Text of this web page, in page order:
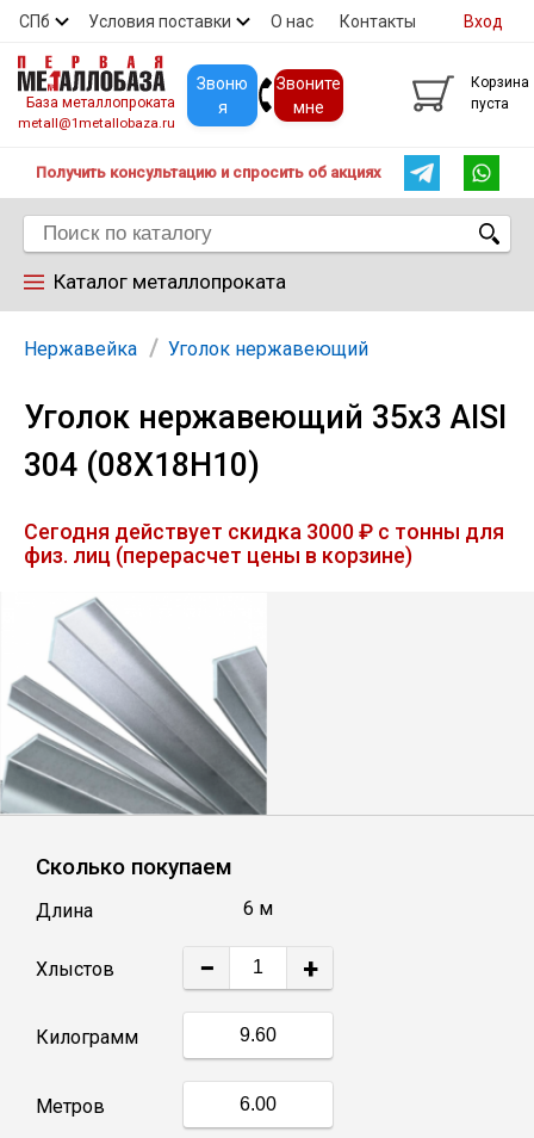
СПб Условия поставки О нас Контакты
Скидки Прайс Покупателям
Вход
База металлопроката
metall@1metallobaza.ru
Звоню
я
Звоните
мне
Корзина
пуста
Получить консультацию и спросить об акциях
Каталог металлопроката
Арматура
Труба профильная
Лист
Уголок
Балка
Швеллер
Катанка
Профлист
Нержавейка Уголок нержавеющий
Уголок нержавеющий 35х3 AISI
304 (08Х18Н10)
Сегодня действует скидка 3000 ₽ с тонны для
физ. лиц (перерасчет цены в корзине)
Сколько покупаем
Длина 6 м
Хлыстов − +
Килограмм
Метров